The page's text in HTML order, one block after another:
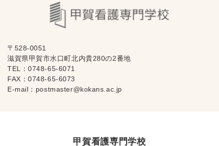
〒528-0051
滋賀県甲賀市水口町北内貴280の2番地
TEL：0748-65-6071
FAX：0748-65-6073
E-mail： postmaster@kokans.ac.jp
甲賀看護専門学校